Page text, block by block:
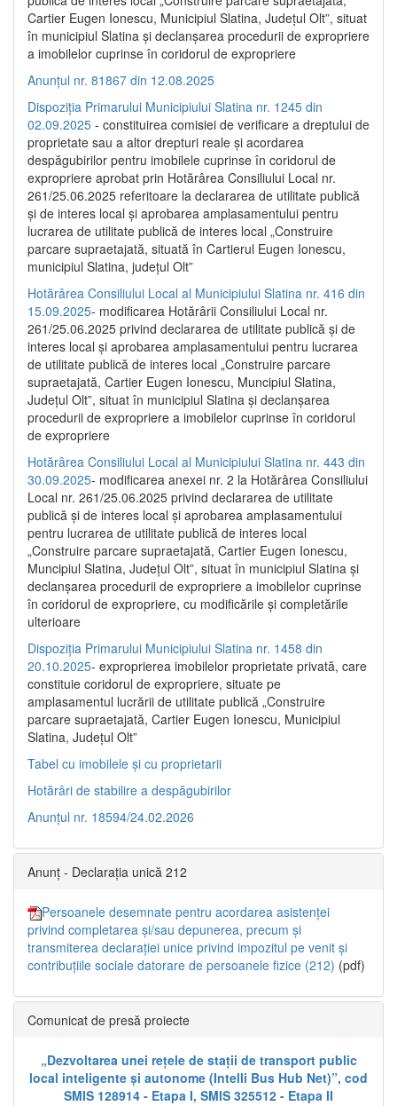
Cartier Eugen Ionescu, Municipiul Slatina, Județul Olt”, situat
în municipiul Slatina și declanșarea procedurii de expropriere
a imobilelor cuprinse în coridorul de expropriere
Anunțul nr. 81867 din 12.08.2025
Dispoziția Primarului Municipiului Slatina nr. 1245 din
02.09.2025 - constituirea comisiei de verificare a dreptului de
proprietate sau a altor drepturi reale și acordarea
despăgubirilor pentru imobilele cuprinse în coridorul de
expropriere aprobat prin Hotărârea Consiliului Local nr.
261/25.06.2025 referitoare la declararea de utilitate publică
și de interes local și aprobarea amplasamentului pentru
lucrarea de utilitate publică de interes local „Construire
parcare supraetajată, situată în Cartierul Eugen Ionescu,
municipiul Slatina, județul Olt”
Hotărârea Consiliului Local al Municipiului Slatina nr. 416 din
15.09.2025- modificarea Hotărârii Consiliului Local nr.
261/25.06.2025 privind declararea de utilitate publică și de
interes local și aprobarea amplasamentului pentru lucrarea
de utilitate publică de interes local „Construire parcare
supraetajată, Cartier Eugen Ionescu, Muncipiul Slatina,
Județul Olt”, situat în municipiul Slatina și declanșarea
procedurii de expropriere a imobilelor cuprinse în coridorul
de expropriere
Hotărârea Consiliului Local al Municipiului Slatina nr. 443 din
30.09.2025- modificarea anexei nr. 2 la Hotărârea Consiliului
Local nr. 261/25.06.2025 privind declararea de utilitate
publică şi de interes local şi aprobarea amplasamentului
pentru lucrarea de utilitate publică de interes local
„Construire parcare supraetajată, Cartier Eugen Ionescu,
Muncipiul Slatina, Judeţul Olt”, situat în municipiul Slatina şi
declanşarea procedurii de expropriere a imobilelor cuprinse
în coridorul de expropriere, cu modificările şi completările
ulterioare
Dispoziția Primarului Municipiului Slatina nr. 1458 din
20.10.2025- exproprierea imobilelor proprietate privată, care
constituie coridorul de expropriere, situate pe
amplasamentul lucrării de utilitate publică „Construire
parcare supraetajată, Cartier Eugen Ionescu, Municipiul
Slatina, Județul Olt”
Tabel cu imobilele și cu proprietarii
Hotărâri de stabilire a despăgubirilor
Anunțul nr. 18594/24.02.2026
Anunț - Declarația unică 212
Persoanele desemnate pentru acordarea asistenței
privind completarea și/sau depunerea, precum și
transmiterea declarației unice privind impozitul pe venit și
contribuțiile sociale datorare de persoanele fizice (212) (pdf)
Comunicat de presă proiecte
„Dezvoltarea unei rețele de stații de transport public
local inteligente și autonome (Intelli Bus Hub Net)”, cod
SMIS 128914 - Etapa I, SMIS 325512 - Etapa II